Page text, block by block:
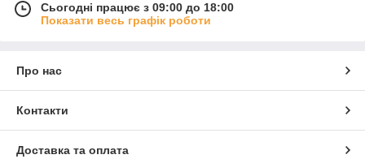
Сьогодні працює з 09:00 до 18:00
Показати весь графік роботи
Про нас
Контакти
Доставка та оплата